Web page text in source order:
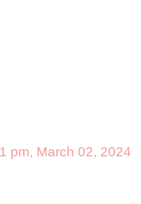
pm, March 02, 2024